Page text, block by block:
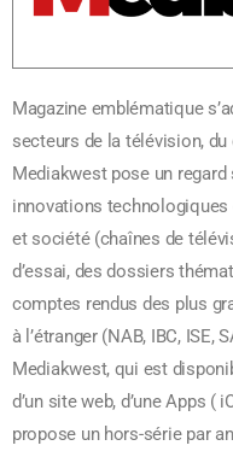
Magazine emblématique
secteurs de la télévision,
Mediakwest pose un
innovations
et société (chaînes de
d’essai, des dossiers
comptes rendus des plus
à l’étranger (NAB, IBC, ISE,
Mediakwest, qui est
d’un site web, d’une Apps (
propose un hors-série par